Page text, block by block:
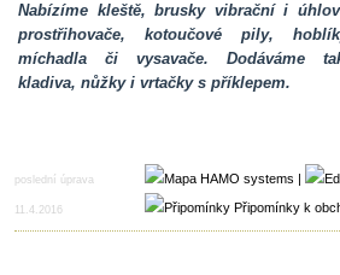
Nabízíme kleště, brusky vibrační i
prostřihovače, kotoučové pily,
míchadla či vysavače. Dodáváme
kladiva, nůžky i vrtačky s příklepem.
poslední úprava
11.4.2016
Připomínky k